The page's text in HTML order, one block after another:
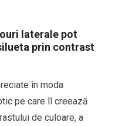
laterale pot
prin contrast
în moda
pe care îl creează
de culoare, a